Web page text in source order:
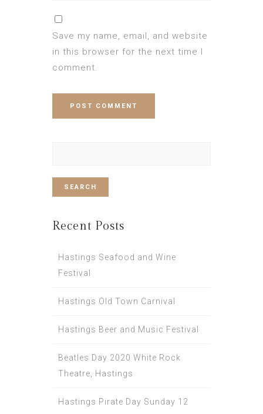
Save my name, email, and website
in this browser for the next time I
comment.
Recent Posts
Hastings Seafood and Wine
Festival
Hastings Old Town Carnival
Hastings Beer and Music Festival
Beatles Day 2020 White Rock
Theatre, Hastings
Hastings Pirate Day Sunday 12